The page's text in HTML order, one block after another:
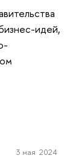
идей,
3 мая 2024